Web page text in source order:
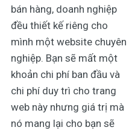
bán hàng, doanh nghiệp
đều thiết kế riêng cho
mình một website chuyên
nghiệp. Bạn sẽ mất một
khoản chi phí ban đầu và
chi phí duy trì cho trang
web này nhưng giá trị mà
nó mang lại cho bạn sẽ